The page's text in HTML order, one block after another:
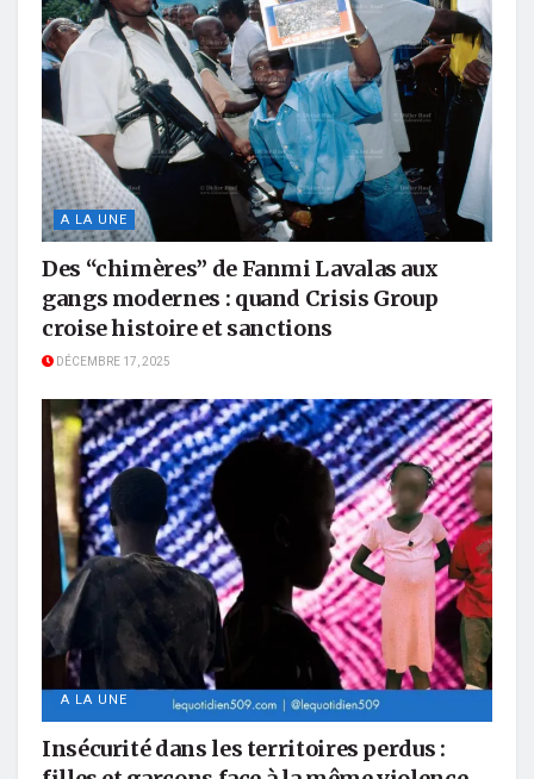
A LA UNE
Des “chimères” de Fanmi Lavalas aux
gangs modernes : quand Crisis Group
croise histoire et sanctions
DÉCEMBRE 17, 2025
A LA UNE
Insécurité dans les territoires perdus :